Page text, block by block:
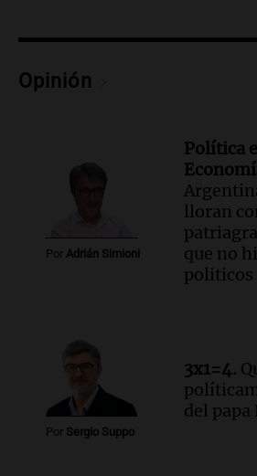
Audio.Estudiantes de
enriquecer su formación
La Universidad de
colaboración con la
la educación y parques
Audio.El papamóvil de
revive con la visita de
Episodios
Audio.
Monseñor Fenoy
de León XIV a
sobre su impacto
Panorama Federal
Opinión
Por Adrián Simioni
Política
lloran
que no
politicos
Por Sergio Suppo
3x1=4.
del papa